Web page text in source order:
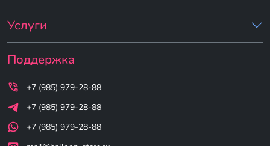
Услуги
Поддержка
+7 (985) 979-28-88
+7 (985) 979-28-88
+7 (985) 979-28-88